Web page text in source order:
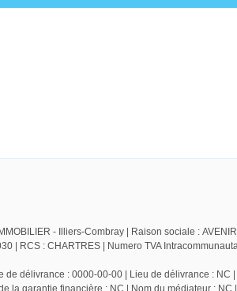
- Illiers-Combray | Raison sociale :
| RCS : CHARTRES | Numero TVA
de délivrance : 0000-00-00 | Lieu de délivrance :
la garantie financière : NC | Nom du médiateur : NC